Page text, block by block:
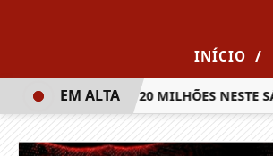
INÍCIO /
DE R$ 20 MILHÕES NESTE SÁBADO
EM ALTA